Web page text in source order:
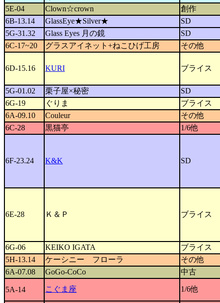
5E-04
Clown☆crown
創作
6B-13.14
GlassEye★Silver★
SD
5G-31.32
Glass Eyes 月の鏡
SD
6C-17~20
グラスアイネット+ねこひげ工房 その他
6D-15.16 KURI ブライス
5G-01.02 栗子屋×秘密
SD
6G-19
ぐりま
ブライス
6A-09.10
Couleur
その他
6C-28
黒猫亭 1/6他
6F-23.24 K&K SD
6E-28 Ｋ＆Ｐ ブライス
6G-06 KEIKO IGATA
ブライス
5H-13.14
ケーシニー フローラ
その他
6A-07.08
GoGo-CoCo 中古
5A-14 こぐま座 1/6他